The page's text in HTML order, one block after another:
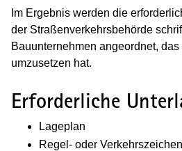
Im Ergebnis werden die
der Straßenverkehrsbehörde
Bauunternehmen angeordnet,
umzusetzen hat.
Erforderliche
Lageplan
Regel- oder